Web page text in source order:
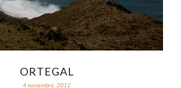
ORTEGAL
4 noviembre, 2012